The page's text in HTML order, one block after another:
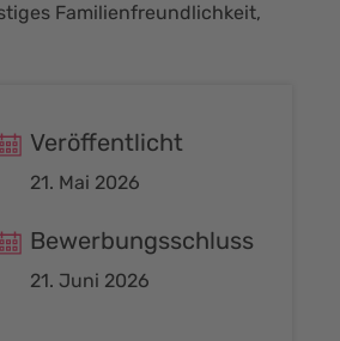
Familienfreundlichkeit,
Veröffentlicht
21. Mai 2026
Bewerbungsschluss
21. Juni 2026